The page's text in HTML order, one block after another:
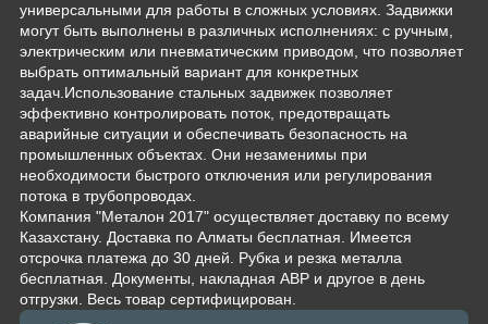
универсальными для работы в сложных условиях. Задвижки
могут быть выполнены в различных исполнениях: с ручным,
электрическим или пневматическим приводом, что позволяет
выбрать оптимальный вариант для конкретных
задач.Использование стальных задвижек позволяет
эффективно контролировать поток, предотвращать
аварийные ситуации и обеспечивать безопасность на
промышленных объектах. Они незаменимы при
необходимости быстрого отключения или регулирования
потока в трубопроводах.
Компания "Металон 2017" осуществляет доставку по всему
Казахстану. Доставка по Алматы бесплатная. Имеется
отсрочка платежа до 30 дней. Рубка и резка металла
бесплатная. Документы, накладная АВР и другое в день
отгрузки. Весь товар сертифицирован.